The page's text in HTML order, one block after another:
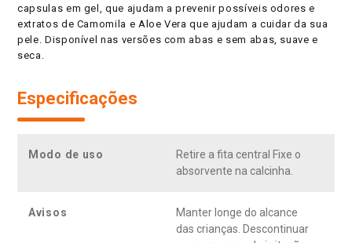
capsulas em gel, que ajudam a prevenir possíveis odores e
extratos de Camomila e Aloe Vera que ajudam a cuidar da sua
pele. Disponível nas versões com abas e sem abas, suave e
seca.
Especificações
Modo de uso
Retire a fita central Fixe o
absorvente na calcinha.
Avisos
Manter longe do alcance
das crianças. Descontinuar